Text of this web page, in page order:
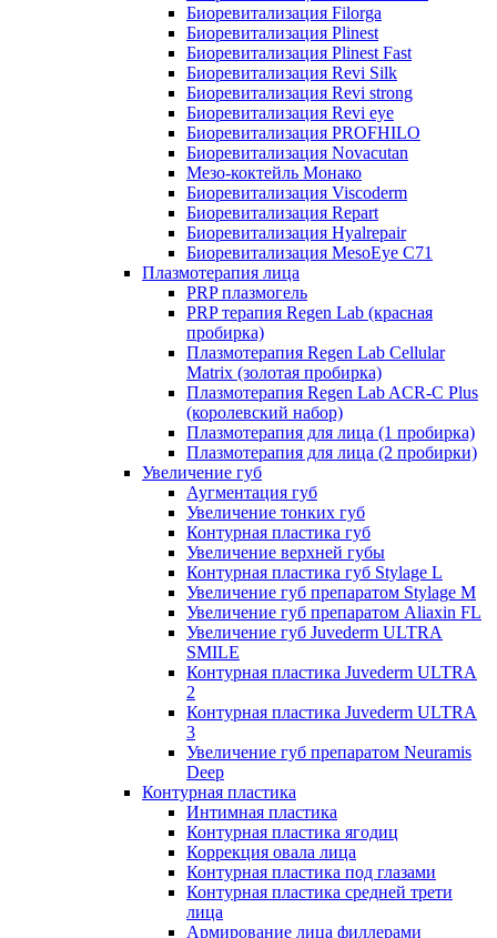
Биоревитализация Filorga
Биоревитализация Plinest
Биоревитализация Plinest Fast
Биоревитализация Revi Silk
Биоревитализация Revi strong
Биоревитализация Revi eye
Биоревитализация PROFHILO
Биоревитализация Novacutan
Мезо-коктейль Монако
Биоревитализация Viscoderm
Биоревитализация Repart
Биоревитализация Hyalrepair
Биоревитализация MesoEye C71
Плазмотерапия лица
PRP плазмогель
PRP терапия Regen Lab (красная
пробирка)
Плазмотерапия Regen Lab Cellular
Matrix (золотая пробирка)
Плазмотерапия Regen Lab ACR-C Plus
(королевский набор)
Плазмотерапия для лица (1 пробирка)
Плазмотерапия для лица (2 пробирки)
Увеличение губ
Аугментация губ
Увеличение тонких губ
Контурная пластика губ
Увеличение верхней губы
Контурная пластика губ Stylage L
Увеличение губ препаратом Stylage M
Увеличение губ препаратом Aliaxin FL
Увеличение губ Juvederm ULTRA
SMILE
Контурная пластика Juvederm ULTRA
2
Контурная пластика Juvederm ULTRA
3
Увеличение губ препаратом Neuramis
Deep
Контурная пластика
Интимная пластика
Контурная пластика ягодиц
Коррекция овала лица
Контурная пластика под глазами
Контурная пластика средней трети
лица
Армирование лица филлерами